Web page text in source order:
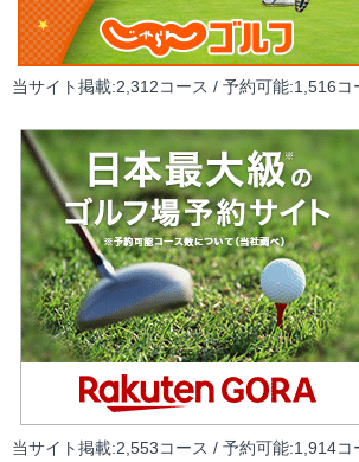
当サイト掲載:2,312コース / 予約可能:1,516コ
当サイト掲載:2,553コース / 予約可能:1,914コ